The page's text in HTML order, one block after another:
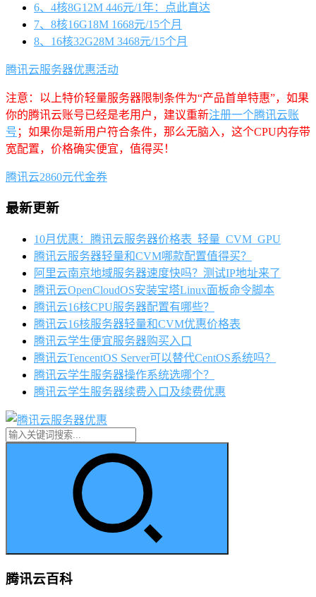
6、4核8G12M 446元/1年：点此直达
7、8核16G18M 1668元/15个月
8、16核32G28M 3468元/15个月
腾讯云服务器优惠活动
注意：以上特价轻量服务器限制条件为“产品首单特惠”，如果
你的腾讯云账号已经是老用户，建议重新注册一个腾讯云账
号 ；如果你是新用户符合条件，那么无脑入，这个CPU内存带
宽配置，价格确实便宜，值得买！
腾讯云2860元代金券
最新更新
10月优惠：腾讯云服务器价格表_轻量_CVM_GPU
腾讯云服务器轻量和CVM哪款配置值得买？
阿里云南京地域服务器速度快吗？测试IP地址来了
腾讯云OpenCloudOS安装宝塔Linux面板命令脚本
腾讯云16核CPU服务器配置有哪些？
腾讯云16核服务器轻量和CVM优惠价格表
腾讯云学生便宜服务器购买入口
腾讯云TencentOS Server可以替代CentOS系统吗？
腾讯云学生服务器操作系统选哪个？
腾讯云学生服务器续费入口及续费优惠
腾讯云百科